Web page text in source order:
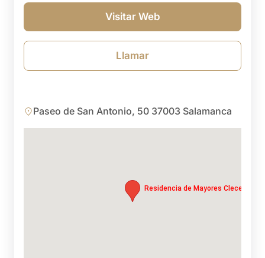
Visitar Web
Llamar
Paseo de San Antonio, 50 37003 Salamanca
Residencia de Mayores Clecevitam